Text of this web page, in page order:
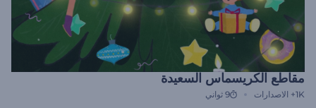
مقاطع الكريسماس السعيدة
1K+ الاصدارات 9 ثواني